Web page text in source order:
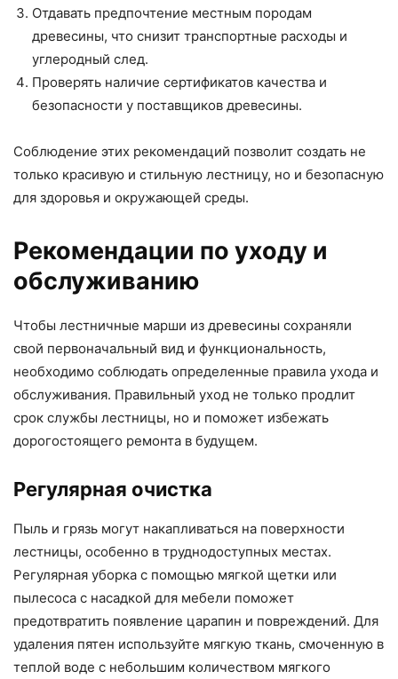
Отдавать предпочтение местным породам
древесины, что снизит транспортные расходы и
углеродный след.
Проверять наличие сертификатов качества и
безопасности у поставщиков древесины.
Соблюдение этих рекомендаций позволит создать не
только красивую и стильную лестницу, но и безопасную
для здоровья и окружающей среды.
Рекомендации по уходу и
обслуживанию
Чтобы лестничные марши из древесины сохраняли
свой первоначальный вид и функциональность,
необходимо соблюдать определенные правила ухода и
обслуживания. Правильный уход не только продлит
срок службы лестницы, но и поможет избежать
дорогостоящего ремонта в будущем.
Регулярная очистка
Пыль и грязь могут накапливаться на поверхности
лестницы, особенно в труднодоступных местах.
Регулярная уборка с помощью мягкой щетки или
пылесоса с насадкой для мебели поможет
предотвратить появление царапин и повреждений. Для
удаления пятен используйте мягкую ткань, смоченную в
теплой воде с небольшим количеством мягкого